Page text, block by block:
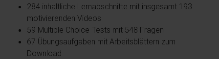
284 inhaltliche Lernabschnitte mit insgesamt 193
motivierenden Videos
59 Multiple Choice-Tests mit 548 Fragen
67 Übungsaufgaben mit Arbeitsblättern zum
Download